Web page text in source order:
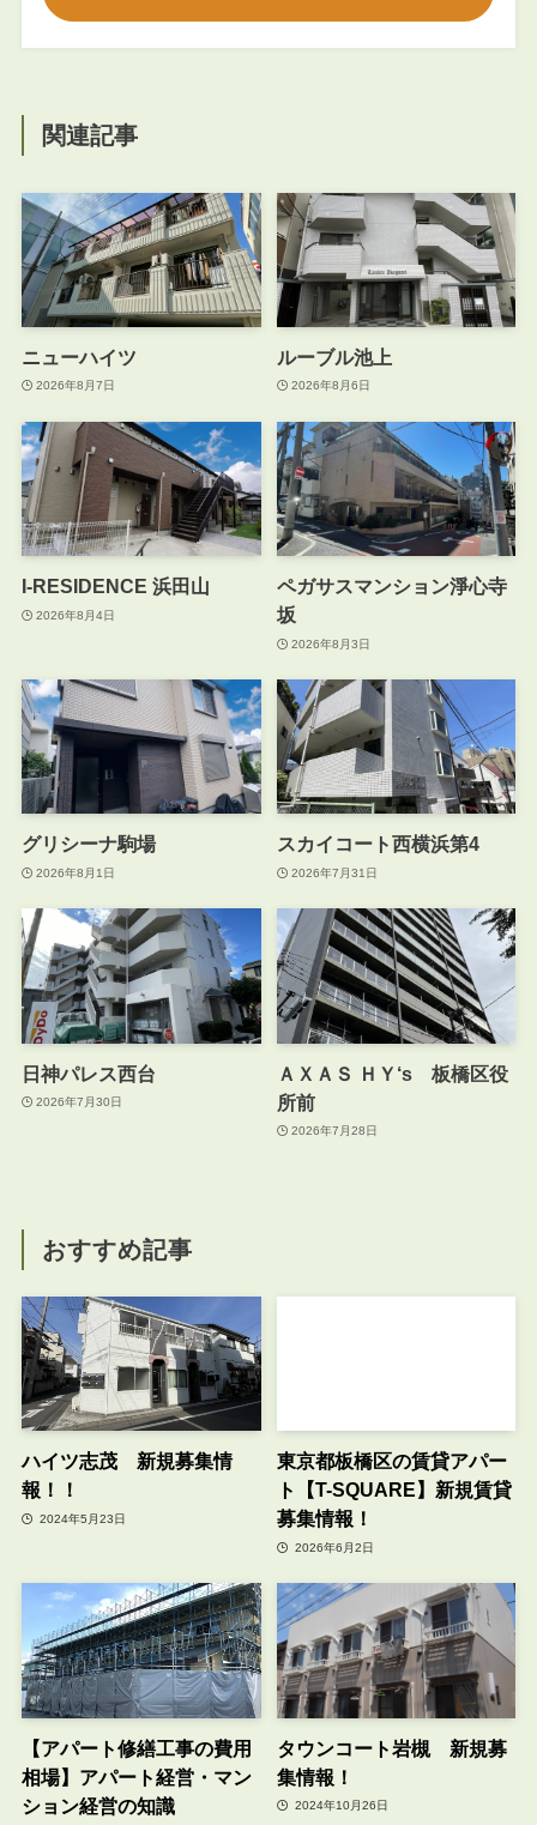
関連記事
ニューハイツ
2026年8月7日
ルーブル池上
2026年8月6日
I-RESIDENCE 浜田山
2026年8月4日
ペガサスマンション淨心寺
坂
2026年8月3日
グリシーナ駒場
2026年8月1日
スカイコート西横浜第4
2026年7月31日
日神パレス西台
2026年7月30日
ＡＸＡＳ ＨＹ‘s 板橋区役
所前
2026年7月28日
おすすめ記事
ハイツ志茂 新規募集情
報！！
2024年5月23日
東京都板橋区の賃貸アパー
ト【T-SQUARE】新規賃貸
募集情報！
2026年6月2日
【アパート修繕工事の費用
相場】アパート経営・マン
ション経営の知識
タウンコート岩槻 新規募
集情報！
2024年10月26日